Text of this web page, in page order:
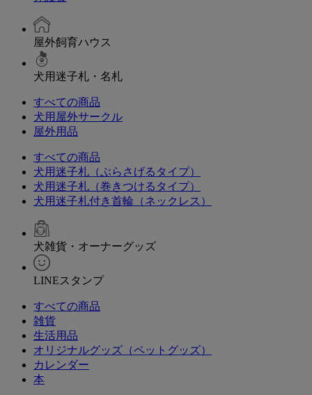
屋外飼育ハウス
犬用迷子札・名札
すべての商品
犬用屋外サークル
屋外用品
すべての商品
犬用迷子札（ぶらさげるタイプ）
犬用迷子札（巻きつけるタイプ）
犬用迷子札付き首輪（ネックレス）
犬雑貨・オーナーグッズ
LINEスタンプ
すべての商品
雑貨
生活用品
オリジナルグッズ（ペットグッズ）
カレンダー
本